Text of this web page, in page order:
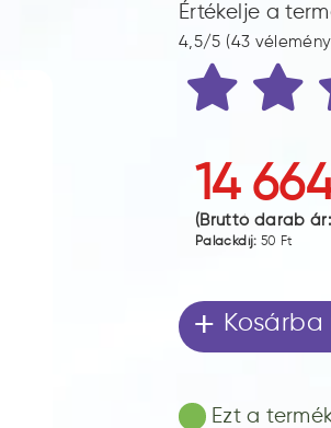
Értékelje a
4,5/5 (43
14
(Bruttó darab
Palackdíj: 50 Ft
+ Kosárba
Ezt a